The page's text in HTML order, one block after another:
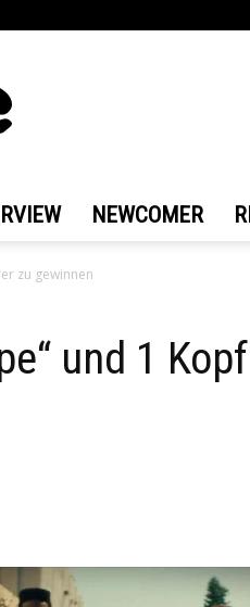
NEWCOMER
zu gewinnen
und 1